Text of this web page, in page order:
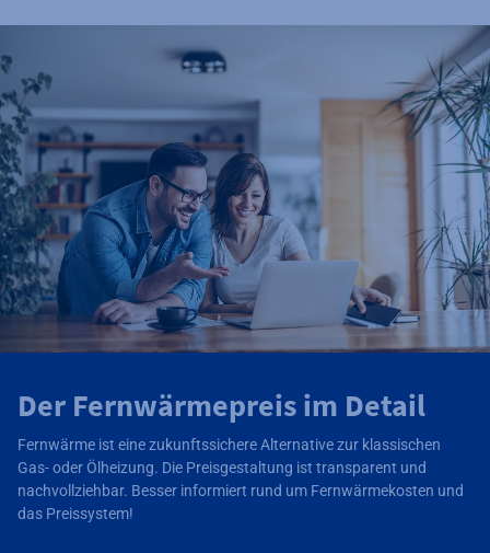
Der Fernwärmepreis im Detail
Fernwärme ist eine zukunftssichere Alternative zur klassischen
Gas- oder Ölheizung. Die Preisgestaltung ist transparent und
nachvollziehbar. Besser informiert rund um Fernwärmekosten und
das Preissystem!